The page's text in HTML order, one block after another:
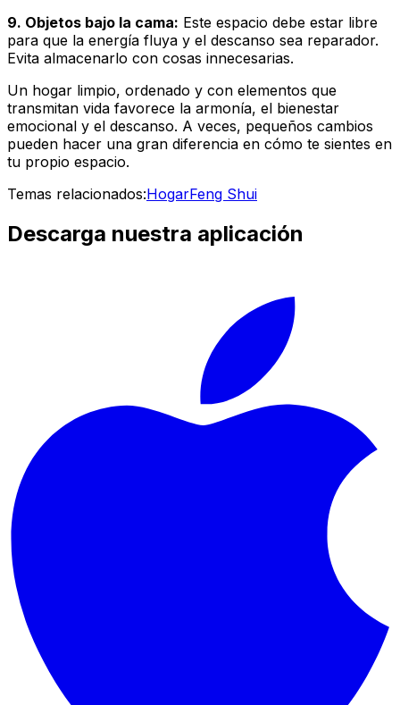
9. Objetos bajo la cama: Este espacio debe estar libre
para que la energía fluya y el descanso sea reparador.
Evita almacenarlo con cosas innecesarias.
Un hogar limpio, ordenado y con elementos que
transmitan vida favorece la armonía, el bienestar
emocional y el descanso. A veces, pequeños cambios
pueden hacer una gran diferencia en cómo te sientes en
tu propio espacio.
Temas relacionados:HogarFeng Shui
Descarga nuestra aplicación